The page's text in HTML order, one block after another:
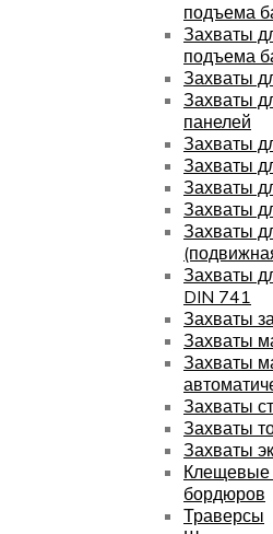
подъема
Захваты
подъема
Захваты
Захваты
панелей
Захваты
Захваты
Захваты
Захваты
Захваты
Захваты
DIN 741
Захваты
Захваты
Захваты
Захваты
Захваты
Захваты
Клещевые
бордюров
Траверсы